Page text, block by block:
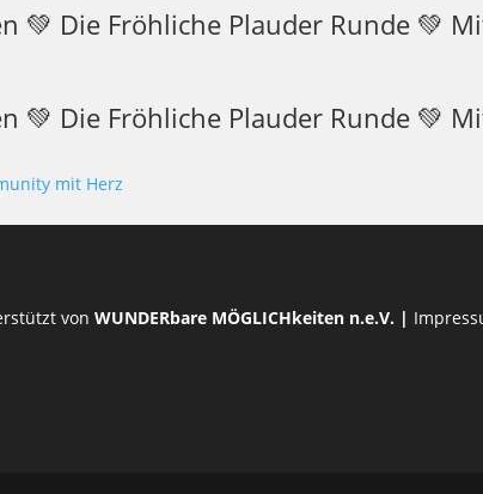
💚 Die Fröhliche Plauder Runde 💚
💚 Die Fröhliche Plauder Runde 💚
mit Herz
von WUNDERbare MÖGLICHkeiten n.e.V. |